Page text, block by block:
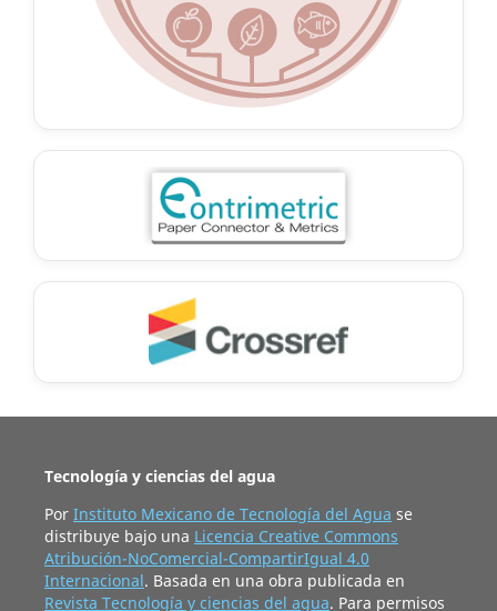
Tecnología y ciencias del agua
Por Instituto Mexicano de Tecnología del Agua se
distribuye bajo una Licencia Creative Commons
Atribución-NoComercial-CompartirIgual 4.0
Internacional. Basada en una obra publicada en
Revista Tecnología y ciencias del agua. Para permisos